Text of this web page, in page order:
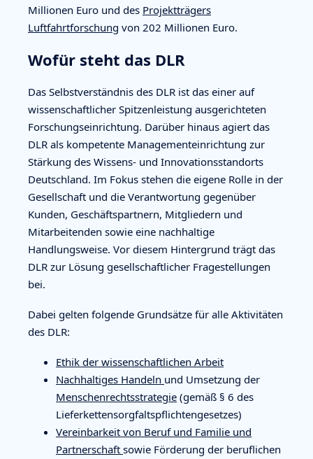
Millionen Euro und des Projektträgers
Luftfahrtforschung von 202 Millionen Euro.
Wofür steht das DLR
Das Selbstverständnis des DLR ist das einer auf
wissenschaftlicher Spitzenleistung ausgerichteten
Forschungseinrichtung. Darüber hinaus agiert das
DLR als kompetente Managementeinrichtung zur
Stärkung des Wissens- und Innovationsstandorts
Deutschland. Im Fokus stehen die eigene Rolle in der
Gesellschaft und die Verantwortung gegenüber
Kunden, Geschäftspartnern, Mitgliedern und
Mitarbeitenden sowie eine nachhaltige
Handlungsweise. Vor diesem Hintergrund trägt das
DLR zur Lösung gesellschaftlicher Fragestellungen
bei.
Dabei gelten folgende Grundsätze für alle Aktivitäten
des DLR:
Ethik der wissenschaftlichen Arbeit
Nachhaltiges Handeln und Umsetzung der
Menschenrechtsstrategie (gemäß § 6 des
Lieferkettensorgfaltspflichtengesetzes)
Vereinbarkeit von Beruf und Familie und
Partnerschaft sowie Förderung der beruflichen